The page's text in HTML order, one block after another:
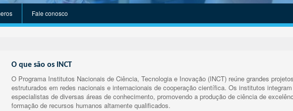
Fale conosco
O que são os INCT
O Programa Institutos Nacionais de Ciência, Tecnologia e Inovação (INCT) reúne grandes
estruturados em redes nacionais e internacionais de cooperação científica. Os institutos
especialistas de diversas áreas de conhecimento, promovendo a produção de ciência de
formação de recursos humanos altamente qualificados.